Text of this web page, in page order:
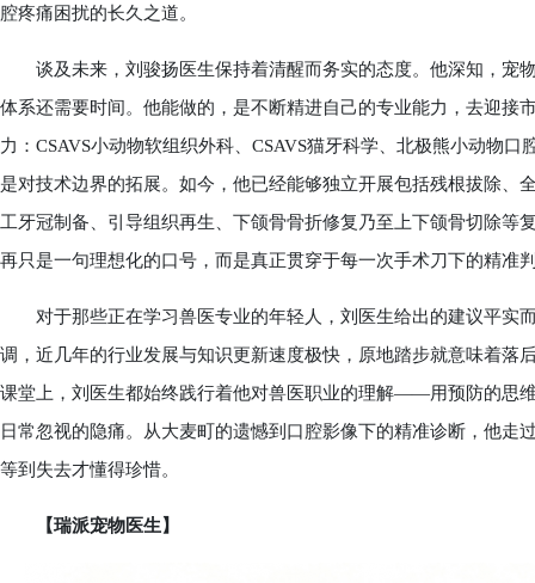
腔疼痛困扰的长久之道。
谈及未来，刘骏扬医生保持着清醒而务实的态度。他深知，宠
体系还需要时间。他能做的，是不断精进自己的专业能力，去迎接
力：CSAVS小动物软组织外科、CSAVS猫牙科学、北极熊小动物
是对技术边界的拓展。如今，他已经能够独立开展包括残根拔除、
工牙冠制备、引导组织再生、下颌骨骨折修复乃至上下颌骨切除等
再只是一句理想化的口号，而是真正贯穿于每一次手术刀下的精准
对于那些正在学习兽医专业的年轻人，刘医生给出的建议平实
调，近几年的行业发展与知识更新速度极快，原地踏步就意味着落
课堂上，刘医生都始终践行着他对兽医职业的理解——用预防的思
日常忽视的隐痛。从大麦町的遗憾到口腔影像下的精准诊断，他
等到失去才懂得珍惜。
【瑞派宠物医生】